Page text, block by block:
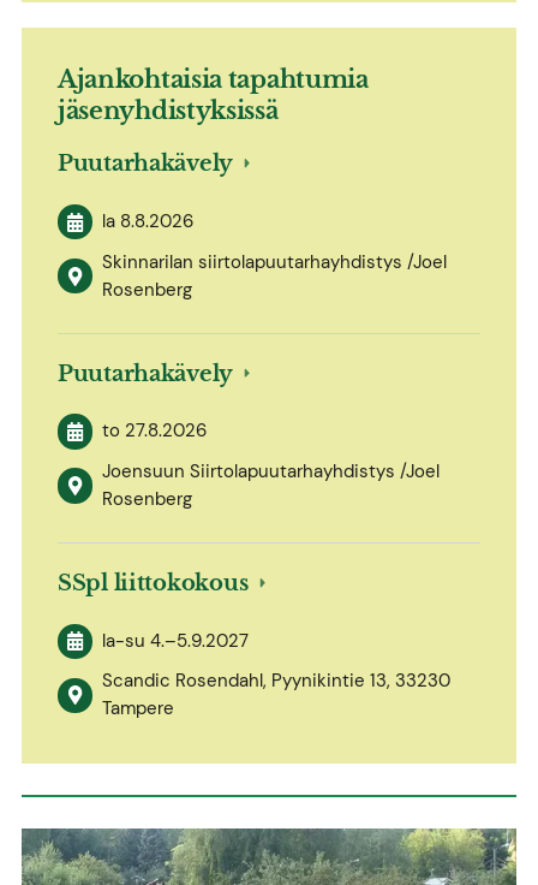
Ajankohtaisia tapahtumia
jäsenyhdistyksissä
Puutarhakävely
la 8.8.2026
Skinnarilan siirtolapuutarhayhdistys /Joel
Rosenberg
Puutarhakävely
to 27.8.2026
Joensuun Siirtolapuutarhayhdistys /Joel
Rosenberg
SSpl liittokokous
la-su 4.–5.9.2027
Scandic Rosendahl, Pyynikintie 13, 33230
Tampere